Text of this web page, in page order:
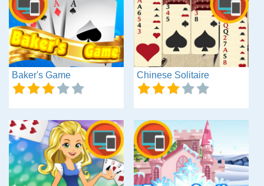
Baker's Game Chinese Solitaire